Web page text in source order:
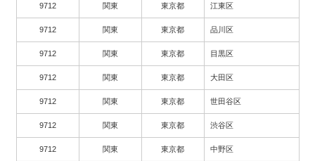
9712 関東 東京都 江東区
9712 関東 東京都 品川区
9712 関東 東京都 目黒区
9712 関東 東京都 大田区
9712 関東 東京都 世田谷区
9712 関東 東京都 渋谷区
9712 関東 東京都 中野区